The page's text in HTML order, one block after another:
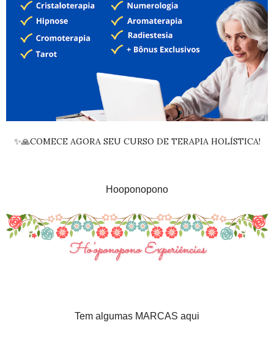
✨🙏COMECE AGORA SEU CURSO DE TERAPIA HOLÍSTICA!
Hooponopono
Tem algumas MARCAS aqui